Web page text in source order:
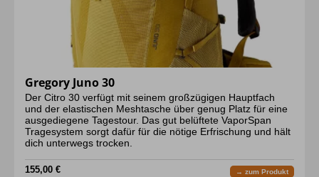
Gregory Juno 30
Der Citro 30 verfügt mit seinem großzügigen Hauptfach
und der elastischen Meshtasche über genug Platz für eine
ausgediegene Tagestour. Das gut belüftete VaporSpan
Tragesystem sorgt dafür für die nötige Erfrischung und hält
dich unterwegs trocken.
155,00 € → zum Produkt